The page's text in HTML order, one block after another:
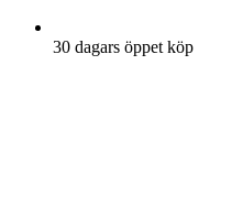
30 dagars öppet köp